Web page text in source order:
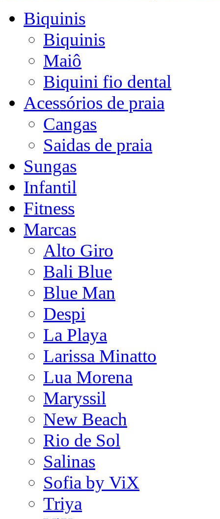
Biquinis
Biquinis
Maiô
Biquini fio dental
Acessórios de praia
Cangas
Saidas de praia
Sungas
Infantil
Fitness
Marcas
Alto Giro
Bali Blue
Blue Man
Despi
La Playa
Larissa Minatto
Lua Morena
Maryssil
New Beach
Rio de Sol
Salinas
Sofia by ViX
Triya